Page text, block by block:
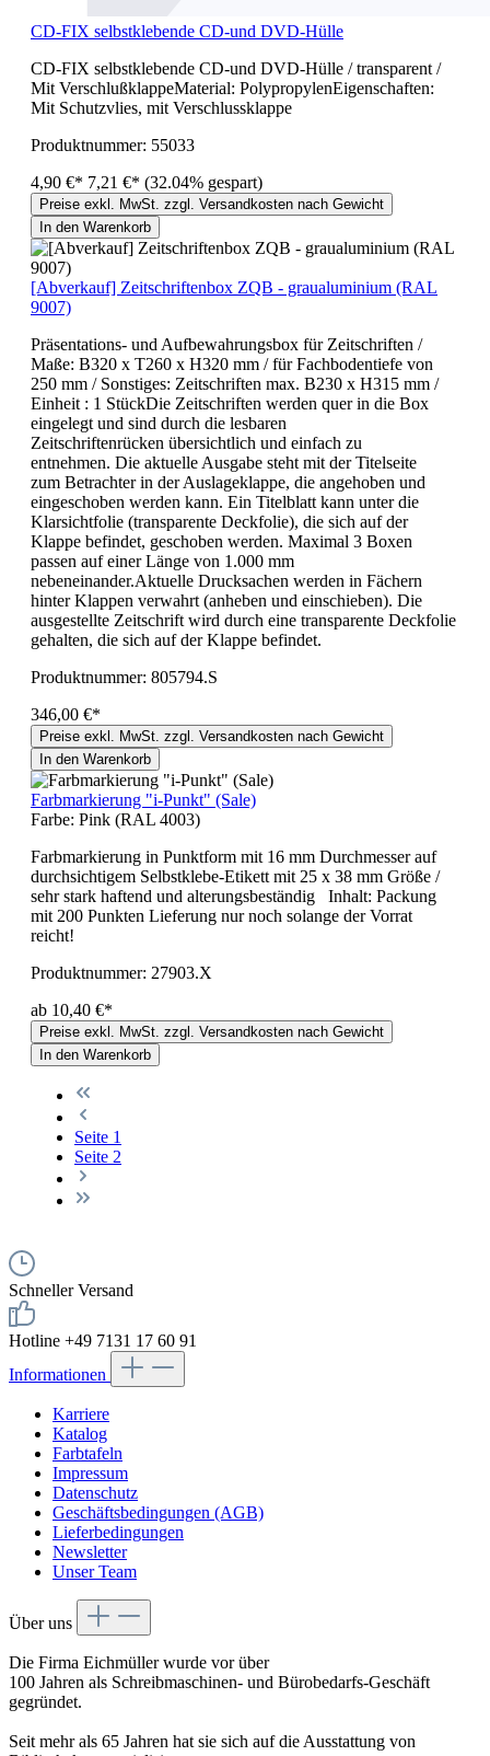
CD-FIX selbstklebende CD-und DVD-Hülle
CD-FIX selbstklebende CD-und DVD-Hülle / transparent /
Mit VerschlußklappeMaterial: PolypropylenEigenschaften:
Mit Schutzvlies, mit Verschlussklappe
Produktnummer: 55033
4,90 €* 7,21 €* (32.04% gespart)
Preise exkl. MwSt. zzgl. Versandkosten nach Gewicht
In den Warenkorb
[Abverkauf] Zeitschriftenbox ZQB - graualuminium (RAL
9007)
Präsentations- und Aufbewahrungsbox für Zeitschriften /
Maße: B320 x T260 x H320 mm / für Fachbodentiefe von
250 mm / Sonstiges: Zeitschriften max. B230 x H315 mm /
Einheit : 1 StückDie Zeitschriften werden quer in die Box
eingelegt und sind durch die lesbaren
Zeitschriftenrücken übersichtlich und einfach zu
entnehmen. Die aktuelle Ausgabe steht mit der Titelseite
zum Betrachter in der Auslageklappe, die angehoben und
eingeschoben werden kann. Ein Titelblatt kann unter die
Klarsichtfolie (transparente Deckfolie), die sich auf der
Klappe befindet, geschoben werden. Maximal 3 Boxen
passen auf einer Länge von 1.000 mm
nebeneinander.Aktuelle Drucksachen werden in Fächern
hinter Klappen verwahrt (anheben und einschieben). Die
ausgestellte Zeitschrift wird durch eine transparente Deckfolie
gehalten, die sich auf der Klappe befindet.
Produktnummer: 805794.S
346,00 €*
Preise exkl. MwSt. zzgl. Versandkosten nach Gewicht
In den Warenkorb
Farbmarkierung "i-Punkt" (Sale)
Farbe: Pink (RAL 4003)
Farbmarkierung in Punktform mit 16 mm Durchmesser auf
durchsichtigem Selbstklebe-Etikett mit 25 x 38 mm Größe /
sehr stark haftend und alterungsbeständig Inhalt: Packung
mit 200 Punkten Lieferung nur noch solange der Vorrat
reicht!
Produktnummer: 27903.X
ab 10,40 €*
Preise exkl. MwSt. zzgl. Versandkosten nach Gewicht
In den Warenkorb
Seite 1
Seite 2
Schneller Versand
Hotline +49 7131 17 60 91
Informationen
Karriere
Katalog
Farbtafeln
Impressum
Datenschutz
Geschäftsbedingungen (AGB)
Lieferbedingungen
Newsletter
Unser Team
Über uns
Die Firma Eichmüller wurde vor über
100 Jahren als Schreibmaschinen- und Bürobedarfs-Geschäft
gegründet.
Seit mehr als 65 Jahren hat sie sich auf die Ausstattung von